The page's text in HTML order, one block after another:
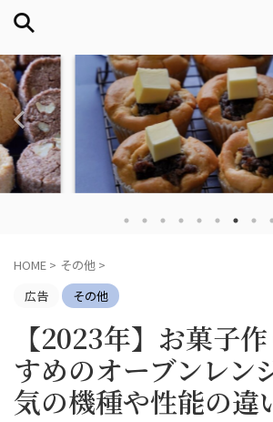
HOME > その他 >
広告
その他
【2023年】お菓子
すめのオーブンレン
気の機種や性能の違